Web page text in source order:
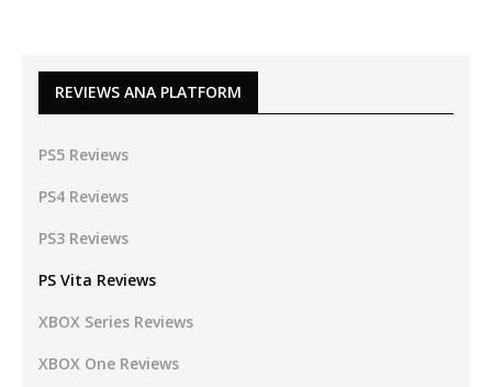
REVIEWS ΑΝΑ PLATFORM
PS5 Reviews
PS4 Reviews
PS3 Reviews
PS Vita Reviews
XBOX Series Reviews
XBOX One Reviews